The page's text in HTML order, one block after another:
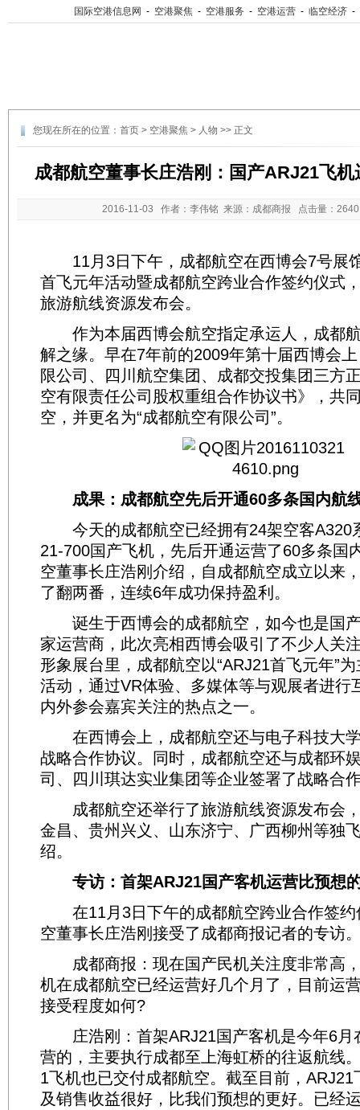
国际空港信息网 - 空港聚焦 - 空港服务 - 空港运营 - 临空经济 -
您现在所在的位置： 首页 > 空港聚焦 > 人物 >> 正文
成都航空董事长庄浩刚：国产ARJ21飞
2016-11-03 作者：李伟铭 来源：成都商报 点击量：
11月3日下午，成都航空在西博会7号展
首飞元年活动暨成都航空跨业合作签约仪式
旅游航线资源发布会。
作为本届西博会航空指定承运人，成都
解之缘。早在7年前的2009年第十届西博会
限公司、四川航空集团、成都交投集团三方
空有限责任公司股权重组合作协议书》，共
空，并更名为“成都航空有限公司”。
成果：成都航空先后开通60多条国内航
今天的成都航空已经拥有24架空客A320
21-700国产飞机，先后开通运营了60多条国
空董事长庄浩刚介绍，自成都航空成立以来
了翻两番，连续6年成功保持盈利。
诞生于西博会的成都航空，如今也是国产
家运营商，此次亮相西博会吸引了不少人关
形象展台里，成都航空以“ARJ21首飞元年”
活动，通过VR体验、多媒体等与观展者进行
内外参会嘉宾关注的热点之一。
在西博会上，成都航空还与电子科技大
战略合作协议。同时，成都航空还与成都环
司、四川琪达实业集团等企业签署了战略合
成都航空还举行了旅游航线资源发布会
金昌、贵州兴义、山东济宁、广西柳州等独
绍。
专访：首架ARJ21国产客机运营比预想
在11月3日下午的成都航空跨业合作签约
空董事长庄浩刚接受了成都商报记者的专访
成都商报：现在国产民机关注度非常高，
机在成都航空已经运营好几个月了，目前运
接受程度如何?
庄浩刚：首架ARJ21国产客机是今年6月
营的，主要执行成都至上海虹桥的往返航线
1飞机也已交付成都航空。截至目前，
及销售收益很好，比我们预想的更好。已经